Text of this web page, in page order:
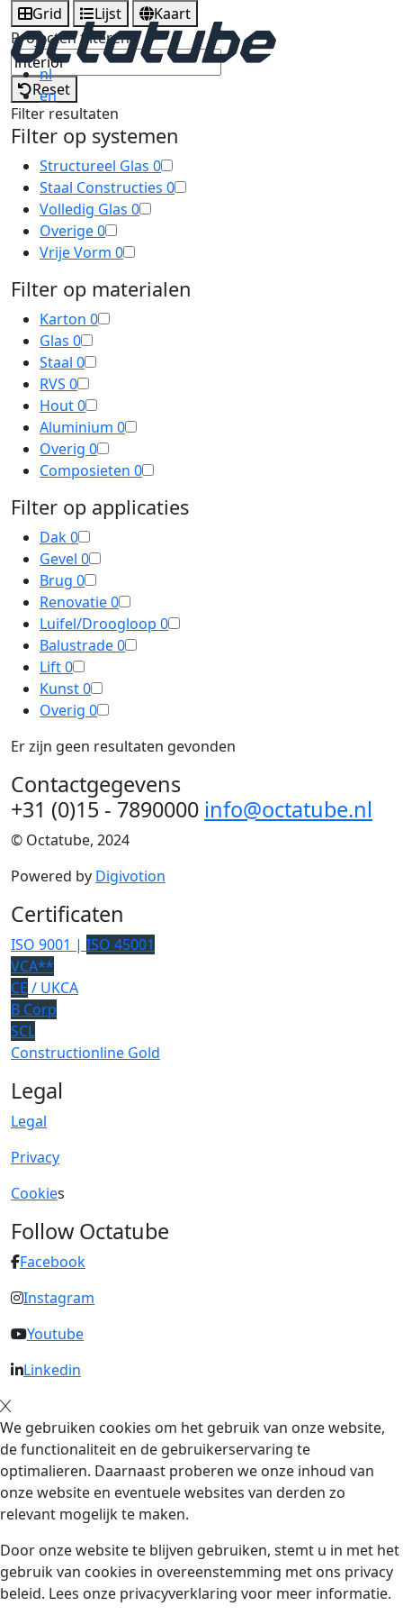
nl
en
Grid Lijst
Kaart
Projecten filteren
Reset
Filter resultaten
Filter op systemen
Structureel Glas 0
Staal Constructies 0
Volledig Glas 0
Overige0
Vrije Vorm 0
Filter op materialen
Karton 0
Glas 0
Staal 0
RVS 0
Hout0
Aluminium 0
Overig 0
Composieten 0
Filter op applicaties
Dak0
Gevel 0
Brug 0
Renovatie0
Luifel/Droogloop 0
Balustrade0
Lift0
Kunst0
Overig 0
Er zijn geen resultaten gevonden
Contactgegevens
+31 (0)15 - 7890000 info@octatube.nl
© Octatube, 2024
Powered by Digivotion
Certificaten
ISO 9001 | ISO 45001
VCA**
CE / UKCA
B Corp
SCL
Constructionline Gold
Legal
Legal
Privacy
Cookies
Follow Octatube
Facebook
Instagram
Youtube
Linkedin
We gebruiken cookies om het gebruik van onze website,
de functionaliteit en de gebruikerservaring te
optimalieren. Daarnaast proberen we onze inhoud van
onze website en eventuele websites van derden zo
relevant mogelijk te maken.
Door onze website te blijven gebruiken, stemt u in met het
gebruik van cookies in overeenstemming met ons privacy
beleid. Lees onze privacyverklaring voor meer informatie.